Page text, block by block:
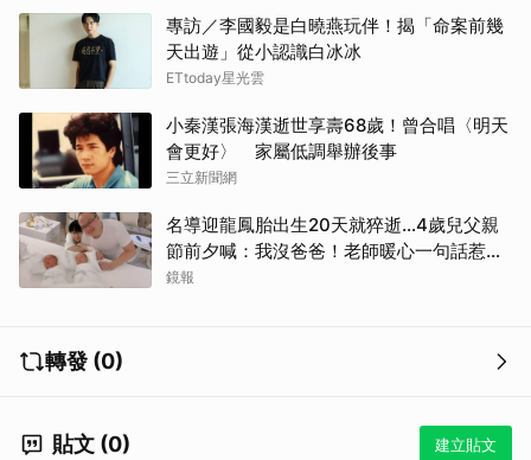
專訪／李國毅是白曉燕玩伴！揭「命案前幾
天出遊」從小認識白冰冰
ETtoday星光雲
小秦漢張海漢逝世享壽68歲！曾合唱〈明天
會更好〉 家屬低調舉辦後事
三立新聞網
名導迎龍鳳胎出生20天就猝逝...4歲兒父親
節前夕喊：我沒爸爸！老師暖心一句話惹哭
遺孀
鏡報
轉發 (0)
貼文 (0) 建立貼文